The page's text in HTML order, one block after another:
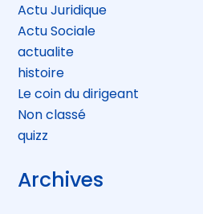
Actu Juridique
Actu Sociale
actualite
histoire
Le coin du dirigeant
Non classé
quizz
Archives